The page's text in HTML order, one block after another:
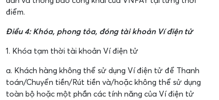
điểm.
Điều 4: Khóa, phong tỏa, đóng tài khoản Ví điện tử
1. Khóa tạm thời tài khoản Ví điện tử
a. Khách hàng không thể sử dụng Ví điện tử để Thanh
toán/Chuyển tiền/Rút tiền và/hoặc không thể sử dụng
toàn bộ hoặc một phần các tính năng của Ví điện tử